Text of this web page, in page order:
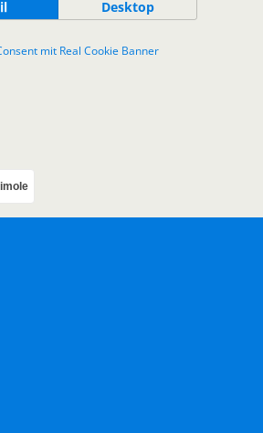
Desktop
mit Real Cookie Banner